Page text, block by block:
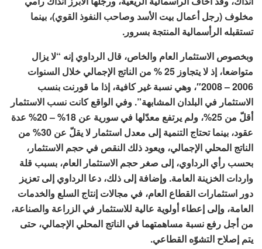
مخلوف (رجل أعمال بيت الأسد وصاحب النفوذ القوي)، بينما
تستقبله الرأسمالية المنتجة بسرور.
وبخصوص الاستثمار العام والخاص، قال الرداوي إنه “لا يزال
متواضعا، إذ لا يتجاوز 25 % من الناتج الإجمالي خلال السنوات
2006 – 2008″، وهي نسبة غير كافية، إذا ما قورنت بنسب
الاستثمار في البلدان المشابهة”. وفي الواقع كانت نسب الاستثمار
أقلّ من 25%، ولم يرتفع معدّلها في سورية عن 18% – 20% عدة
عقود، بينما تحتاج التنمية إلى معدل استثمار لا يقلّ عن 30% من
الناتج المحلي الإجمالي، ويعود ذلك النقص في حجم الاستثمار،
بحسب رأي الرداوي، إلى صغر حجم الاستثمار العام، بسبب قلة
واردات الخزينة العامة. وإضافة إلى ذلك، دعا الرداوي إلى تعزيز
دور استثمارات القطاع العام، في مجالات إنتاج السلع والخدمات
العامة، وإلى إعطاء أولوية عالية للاستثمار في الزراعة والصناعة،
من أجل رفع نسبة مساهمتهما في الناتج المحلي الإجمالي، حتى
يتم إصلاح التشوّه القطاعي.